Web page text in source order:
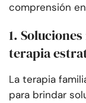
comprensión
1.
terapia
La terapia
para brindar